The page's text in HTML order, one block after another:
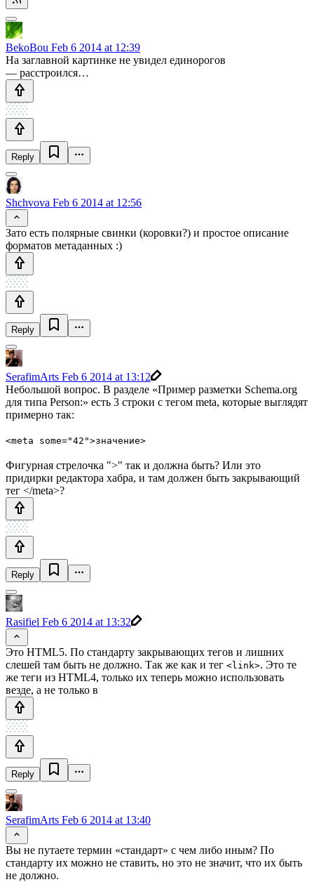
BekoBou Feb 6 2014 at 12:39
На заглавной картинке не увидел единорогов
— расстроился…
Reply
Shchvova Feb 6 2014 at 12:56
Зато есть полярные свинки (коровки?) и простое описание
форматов метаданных :)
Reply
SerafimArts Feb 6 2014 at 13:12
Небольшой вопрос. В разделе «Пример разметки Schema.org
для типа Person:» есть 3 строки с тегом meta, которые выглядят
примерно так:
<meta some="42">значение>
Фигурная стрелочка ">" так и должна быть? Или это
придирки редактора хабра, и там должен быть закрывающий
тег </meta>?
Reply
Rasifiel Feb 6 2014 at 13:32
Это HTML5. По стандарту закрывающих тегов и лишних
слешей там быть не должно. Так же как и тег <link>. Это те
же теги из HTML4, только их теперь можно использовать
везде, а не только в
Reply
SerafimArts Feb 6 2014 at 13:40
Вы не путаете термин «стандарт» с чем либо иным? По
стандарту их можно не ставить, но это не значит, что их быть
не должно.